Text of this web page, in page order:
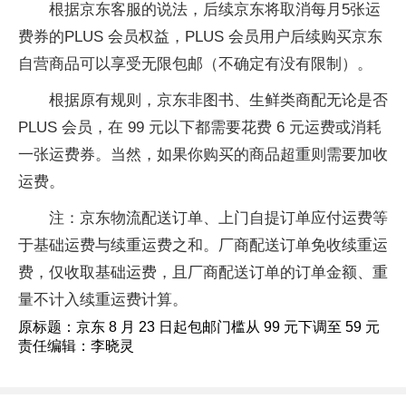
根据京东客服的说法，后续京东将取消每月5张运
费券的PLUS 会员权益，PLUS 会员用户后续购买京东
自营商品可以享受无限包邮（不确定有没有限制）。
根据原有规则，京东非图书、生鲜类商配无论是否
PLUS 会员，在 99 元以下都需要花费 6 元运费或消耗
一张运费券。当然，如果你购买的商品超重则需要加收
运费。
注：京东物流配送订单、上门自提订单应付运费等
于基础运费与续重运费之和。厂商配送订单免收续重运
费，仅收取基础运费，且厂商配送订单的订单金额、重
量不计入续重运费计算。
原标题：京东 8 月 23 日起包邮门槛从 99 元下调至 59 元
责任编辑：李晓灵